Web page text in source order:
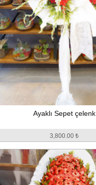
Ayaklı Sepet çelenk
3,800.00 ₺